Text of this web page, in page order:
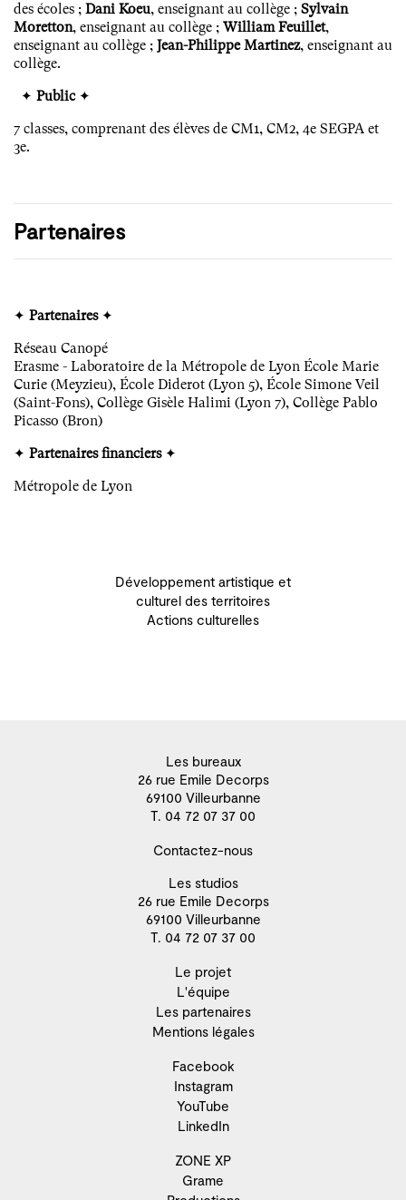
des écoles ; Dani Koeu, enseignant au collège ; Sylvain
Moretton, enseignant au collège ; William Feuillet,
enseignant au collège ; Jean-Philippe Martinez, enseignant au
collège.
✦ Public✦
7 classes, comprenant des élèves de CM1, CM2, 4e SEGPA et
3e.
Partenaires
✦ Partenaires✦
Réseau Canopé
Erasme - Laboratoire de la Métropole de Lyon École Marie
Curie (Meyzieu), École Diderot (Lyon 5), École Simone Veil
(Saint-Fons), Collège Gisèle Halimi (Lyon 7), Collège Pablo
Picasso (Bron)
✦ Partenaires financiers✦
Métropole de Lyon
Développement artistique et
culturel des territoires
Actions culturelles
Les bureaux
26 rue Emile Decorps
69100 Villeurbanne
T. 04 72 07 37 00
Contactez-nous
Les studios
26 rue Emile Decorps
69100 Villeurbanne
T. 04 72 07 37 00
Le projet
L'équipe
Les partenaires
Mentions légales
Facebook
Instagram
YouTube
LinkedIn
ZONE XP
Grame